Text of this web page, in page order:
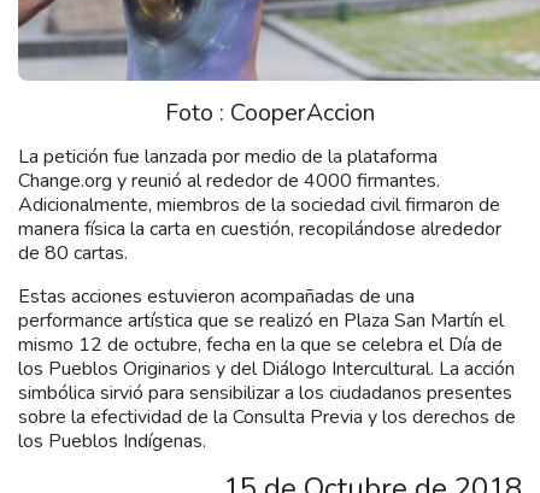
Foto : CooperAccion
La petición fue lanzada por medio de la plataforma
Change.org y reunió al rededor de 4000 firmantes.
Adicionalmente, miembros de la sociedad civil firmaron de
manera física la carta en cuestión, recopilándose alrededor
de 80 cartas.
Estas acciones estuvieron acompañadas de una
performance artística que se realizó en Plaza San Martín el
mismo 12 de octubre, fecha en la que se celebra el Día de
los Pueblos Originarios y del Diálogo Intercultural. La acción
simbólica sirvió para sensibilizar a los ciudadanos presentes
sobre la efectividad de la Consulta Previa y los derechos de
los Pueblos Indígenas.